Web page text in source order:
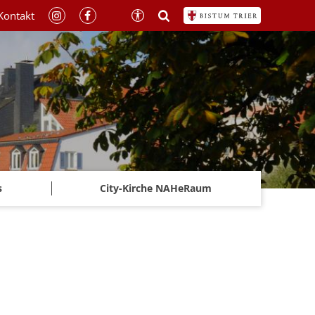
City-Kirche NAHeRaum